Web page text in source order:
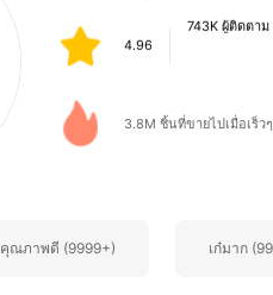
y***8
3.8M ชิ้นที่ขายไปเมื่อเร็ว
คุณภาพดี (9999+) เก๋มาก